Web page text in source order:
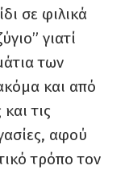
σε φιλικά
γιατί
των
και από
τις
αφού
τρόπο τον